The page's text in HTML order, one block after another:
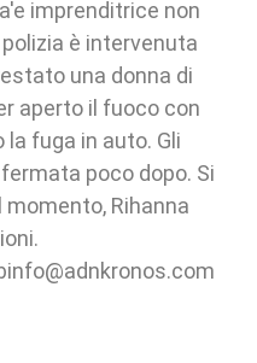
imprenditrice non
è intervenuta
una donna di
aperto il fuoco con
fuga in auto. Gli
poco dopo. Si
Rihanna